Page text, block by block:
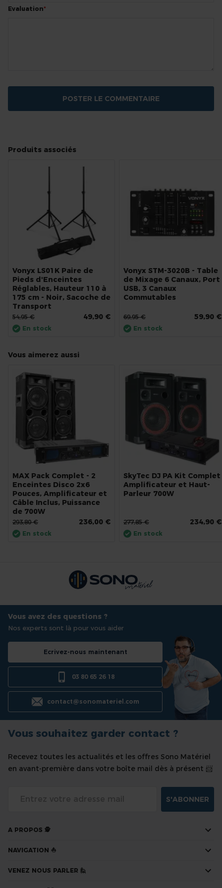
Evaluation
POSTER LE COMMENTAIRE
Produits associés
Vonyx LS01K Paire de
Pieds d'Enceintes
Réglables, Hauteur 110 à
175 cm - Noir, Sacoche de
Transport
49,90 €
54,95 €
En stock
Vonyx STM-3020B - Table
de Mixage 6 Canaux, Port
USB, 3 Canaux
Commutables
59,90 €
69,95 €
En stock
Vous aimerez aussi
MAX Pack Complet - 2
Enceintes Disco 2x6
Pouces, Amplificateur et
Câble Inclus, Puissance
de 700W
236,00 €
293,80 €
En stock
SkyTec DJ PA Kit Complet
Amplificateur et Haut-
Parleur 700W
234,90 €
277,85 €
En stock
Vous avez des questions ?
Nos experts sont là pour vous aider
Ecrivez-nous maintenant
03 80 65 26 18
contact@sonomateriel.com
Vous souhaitez garder contact ?
Recevez toutes les actualités et les offres Sono Matériel
en avant-première dans votre boîte mail dès à présent 📨
S'ABONNER
A PROPOS 🕵
NAVIGATION ⛵
VENEZ NOUS PARLER 🙋